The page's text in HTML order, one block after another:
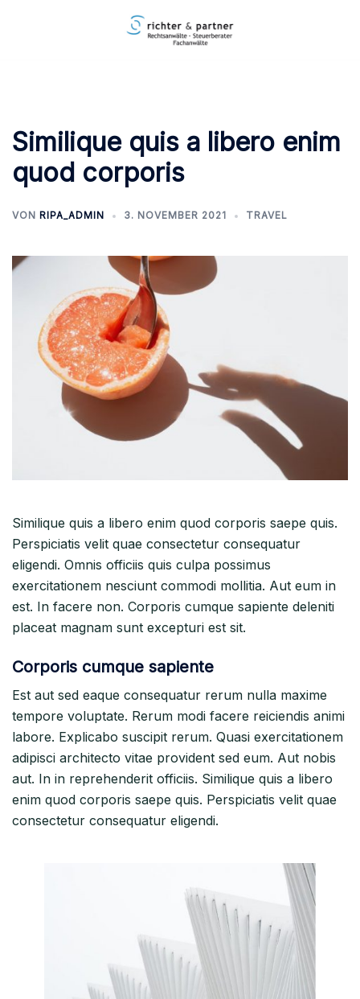
Similique quis a libero enim
quod corporis
VON RIPA_ADMIN 3. NOVEMBER 2021 TRAVEL
Similique quis a libero enim quod corporis saepe quis.
Perspiciatis velit quae consectetur consequatur
eligendi. Omnis officiis quis culpa possimus
exercitationem nesciunt commodi mollitia. Aut eum in
est. In facere non. Corporis cumque sapiente deleniti
placeat magnam sunt excepturi est sit.
Corporis cumque sapiente
Est aut sed eaque consequatur rerum nulla maxime
tempore voluptate. Rerum modi facere reiciendis animi
labore. Explicabo suscipit rerum. Quasi exercitationem
adipisci architecto vitae provident sed eum. Aut nobis
aut. In in reprehenderit officiis. Similique quis a libero
enim quod corporis saepe quis. Perspiciatis velit quae
consectetur consequatur eligendi.